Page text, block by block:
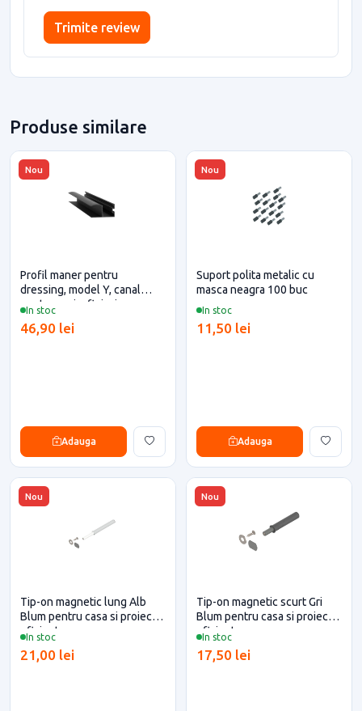
Trimite review
Produse similare
Nou
In stoc
Profil maner pentru
dressing, model Y, canal
pentru perie, finisaj negru,
46,90 lei
Adauga
Nou
In stoc
Suport polita metalic cu
masca neagra 100 buc
11,50 lei
Adauga
Nou
In stoc
Tip-on magnetic lung Alb
Blum pentru casa si proiecte
eficiente
21,00 lei
Nou
In stoc
Tip-on magnetic scurt Gri
Blum pentru casa si proiecte
eficiente
17,50 lei